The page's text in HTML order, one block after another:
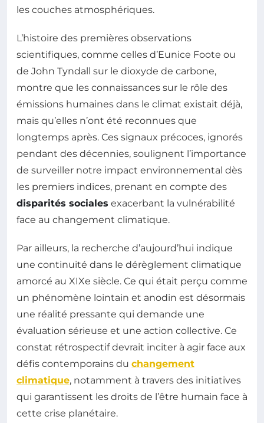
les couches atmosphériques.
L’histoire des premières observations
scientifiques, comme celles d’Eunice Foote ou
de John Tyndall sur le dioxyde de carbone,
montre que les connaissances sur le rôle des
émissions humaines dans le climat existait déjà,
mais qu’elles n’ont été reconnues que
longtemps après. Ces signaux précoces, ignorés
pendant des décennies, soulignent l’importance
de surveiller notre impact environnemental dès
les premiers indices, prenant en compte des
disparités sociales exacerbant la vulnérabilité
face au changement climatique.
Par ailleurs, la recherche d’aujourd’hui indique
une continuité dans le dérèglement climatique
amorcé au XIXe siècle. Ce qui était perçu comme
un phénomène lointain et anodin est désormais
une réalité pressante qui demande une
évaluation sérieuse et une action collective. Ce
constat rétrospectif devrait inciter à agir face aux
défis contemporains du changement
climatique, notamment à travers des initiatives
qui garantissent les droits de l’être humain face à
cette crise planétaire.